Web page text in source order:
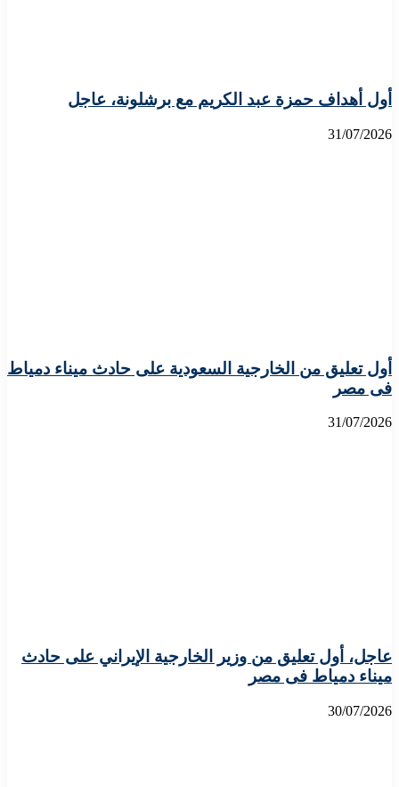
أول أهداف حمزة عبد الكريم مع برشلونة، عاجل
31/07/2026
أول تعليق من الخارجية السعودية على حادث ميناء دمياط
فى مصر
31/07/2026
عاجل، أول تعليق من وزير الخارجية الإيراني على حادث
ميناء دمياط فى مصر
30/07/2026